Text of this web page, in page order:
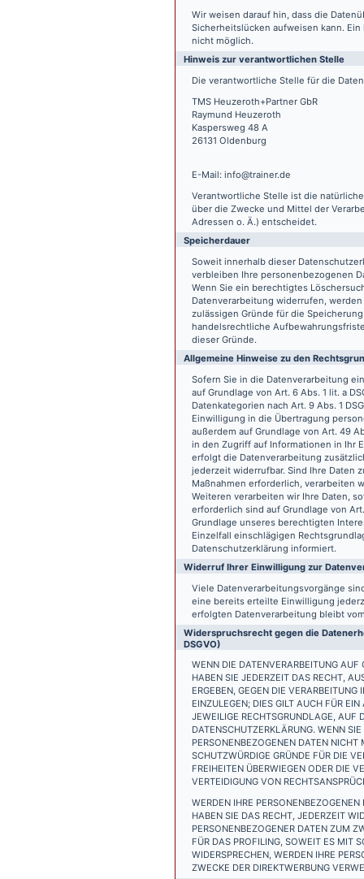
Wir weisen darauf hin, dass die
Sicherheitslücken aufweisen kann.
nicht möglich.
Hinweis zur verantwortlichen Stelle
Die verantwortliche Stelle für die
TMS Heuzeroth+Partner GbR
Raymund Heuzeroth
Kaspersweg 48 A
26131 Oldenburg
E-Mail: info@trainer.de
Verantwortliche Stelle ist die
über die Zwecke und Mittel der
Adressen o. Ä.) entscheidet.
Speicherdauer
Soweit innerhalb dieser
verbleiben Ihre personenbezogenen
Wenn Sie ein berechtigtes
Datenverarbeitung widerrufen,
zulässigen Gründe für die
handelsrechtliche
dieser Gründe.
Allgemeine Hinweise zu den
Sofern Sie in die Datenverarbeitung
auf Grundlage von Art. 6 Abs. 1 lit. a
Datenkategorien nach Art. 9 Abs. 1
Einwilligung in die Übertragung
außerdem auf Grundlage von Art. 49
in den Zugriff auf Informationen in Ihr
erfolgt die Datenverarbeitung
jederzeit widerrufbar. Sind Ihre Daten
Maßnahmen erforderlich, verarbeiten
Weiteren verarbeiten wir Ihre Daten,
erforderlich sind auf Grundlage von
Grundlage unseres berechtigten
Einzelfall einschlägigen
Datenschutzerklärung informiert.
Widerruf Ihrer Einwilligung zur
Viele Datenverarbeitungsvorgänge
eine bereits erteilte Einwilligung
erfolgten Datenverarbeitung bleibt
Widerspruchsrecht gegen die
DSGVO)
WENN DIE DATENVERARBEITUNG
HABEN SIE JEDERZEIT DAS RECHT,
ERGEBEN, GEGEN DIE
EINZULEGEN; DIES GILT AUCH FÜR
JEWEILIGE RECHTSGRUNDLAGE, AUF
DATENSCHUTZERKLÄRUNG. WENN
PERSONENBEZOGENEN DATEN
SCHUTZWÜRDIGE GRÜNDE FÜR DIE
FREIHEITEN ÜBERWIEGEN ODER DIE
VERTEIDIGUNG VON
WERDEN IHRE
HABEN SIE DAS RECHT, JEDERZEIT
PERSONENBEZOGENER DATEN ZUM
FÜR DAS PROFILING, SOWEIT ES MIT
WIDERSPRECHEN, WERDEN IHRE
ZWECKE DER DIREKTWERBUNG